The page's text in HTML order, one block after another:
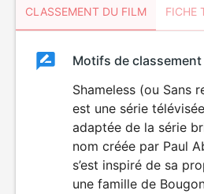
CLASSEMENT DU FILM FICHE
ClassementClassement
Motifs de classement
Shameless (ou Sans
est une série
adaptée de la série
nom créée par Paul
s’est inspiré de sa
une famille de